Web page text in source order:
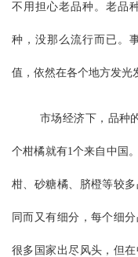
不用担心老品种。老品
种，没那么流行而已。
值，依然在各个地方发光
市场经济下，品种
个柑橘就有1个来自中国
柑、砂糖橘、脐橙等较
同而又有细分，每个细
很多国家出尽风头，但